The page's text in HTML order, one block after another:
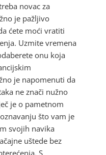
novac za
je pažljivo
ćete moći vratiti
Uzmite vremena
onu koja
je napomenuti da
ne znači nužno
je o pametnom
što vam je
svojih navika
uštede bez
S